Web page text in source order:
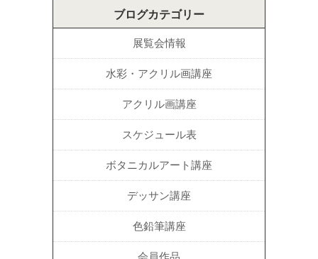
ブログカテゴリー
展覧会情報
水彩・アクリル画講座
アクリル画講座
スケジュール表
ボタニカルアート講座
デッサン講座
色鉛筆講座
会員作品